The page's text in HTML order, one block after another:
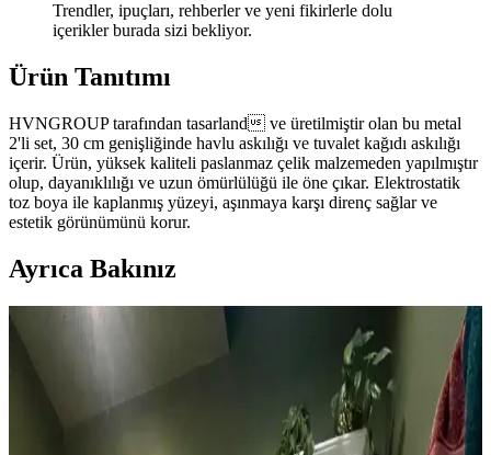
Trendler, ipuçları, rehberler ve yeni fikirlerle dolu
içerikler burada sizi bekliyor.
Ürün Tanıtımı
HVNGROUP tarafından tasarland ve üretilmiştir olan bu metal
2'li set, 30 cm genişliğinde havlu askılığı ve tuvalet kağıdı askılığı
içerir. Ürün, yüksek kaliteli paslanmaz çelik malzemeden yapılmıştır
olup, dayanıklılığı ve uzun ömürlülüğü ile öne çıkar. Elektrostatik
toz boya ile kaplanmış yüzeyi, aşınmaya karşı direnç sağlar ve
estetik görünümünü korur.
Ayrıca Bakınız
1960'lar Banyosunu Modernize Etmek İçin Renk,
1960'lar banyolarını modernleştirmek için renk dengesi,
mikroçimento duvarlar, şeffaf duş perdeleri ve pirinç donanımlar
kullanılarak ferah ve estetik bir ortam yaratılabilir.